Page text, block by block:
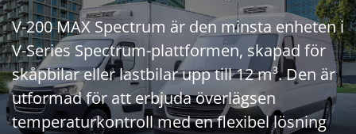
V-200 MAX Spectrum är den minsta enheten i
V-Series Spectrum-plattformen, skapad för
skåpbilar eller lastbilar upp till 12 m³. Den är
utformad för att erbjuda överlägsen
temperaturkontroll med en flexibel lösning